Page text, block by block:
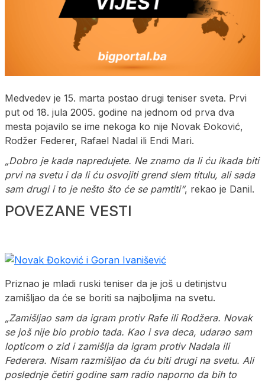
Medvedev je 15. marta postao drugi teniser sveta. Prvi
put od 18. jula 2005. godine na jednom od prva dva
mesta pojavilo se ime nekoga ko nije Novak Đoković,
Rodžer Federer, Rafael Nadal ili Endi Mari.
„Dobro je kada napredujete. Ne znamo da li ću ikada biti
prvi na svetu i da li ću osvojiti grend slem titulu, ali sada
sam drugi i to je nešto što će se pamtiti“, rekao je Danil.
POVEZANE VESTI
Priznao je mladi ruski teniser da je još u detinjstvu
zamišljao da će se boriti sa najboljima na svetu.
„Zamišljao sam da igram protiv Rafe ili Rodžera. Novak
se još nije bio probio tada. Kao i sva deca, udarao sam
lopticom o zid i zamišlja da igram protiv Nadala ili
Federera. Nisam razmišljao da ću biti drugi na svetu. Ali
poslednje četiri godine sam radio naporno da bih to